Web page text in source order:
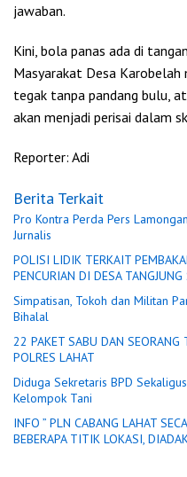
jawaban.
Kini, bola panas ada di
Masyarakat Desa Karobelah
tegak tanpa pandang bulu,
akan menjadi perisai dalam
Reporter: Adi
Berita Terkait
Pro Kontra Perda Pers
Jurnalis
POLISI LIDIK TERKAIT
PENCURIAN DI DESA
Simpatisan, Tokoh dan Militan
Bihalal
22 PAKET SABU DAN SEORANG TSK DIAMANKAN SATRESNARKOBA
POLRES LAHAT
Diduga Sekretaris BPD
Kelompok Tani
INFO ” PLN CABANG LAHAT SECARA RUTIN DAN BERGILIR PADA
BEBERAPA TITIK LOKASI,